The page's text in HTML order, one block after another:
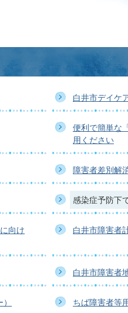
白井市デイケ
便利で簡単な
用ください
障害者差別解
感染症予防下
向け
白井市障害者
白井市障害者
ちば障害者等